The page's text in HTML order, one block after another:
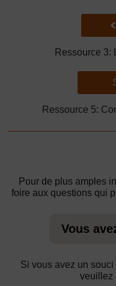
Ressource 3:
Ressource 5:
Pour de plus amples
foire aux questions qui
Vous
Si vous avez un
veuillez